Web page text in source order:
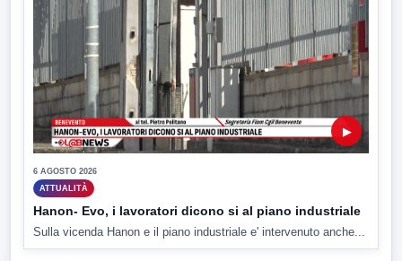
▶
6 AGOSTO 2026
ATTUALITÀ
Hanon- Evo, i lavoratori dicono si al piano industriale
Sulla vicenda Hanon e il piano industriale e' intervenuto anche...